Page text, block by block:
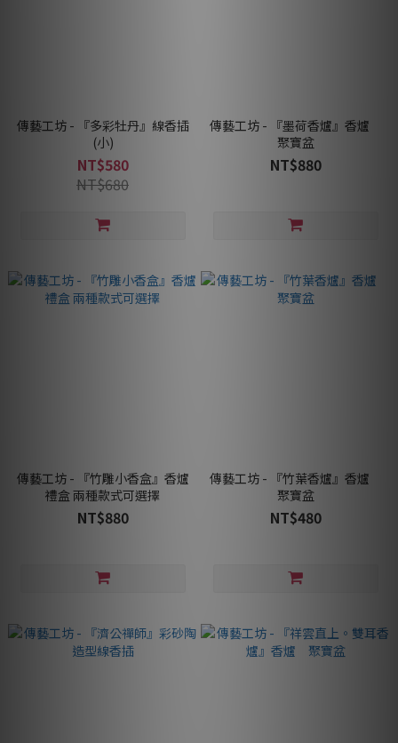
傳藝工坊 - 『多彩牡丹』線香插
(小)
NT$580
NT$680
傳藝工坊 - 『墨荷香爐』香爐
聚寶盆
NT$880
傳藝工坊 - 『竹雕小香盒』香爐
禮盒 兩種款式可選擇
NT$880
傳藝工坊 - 『竹葉香爐』香爐
聚寶盆
NT$480